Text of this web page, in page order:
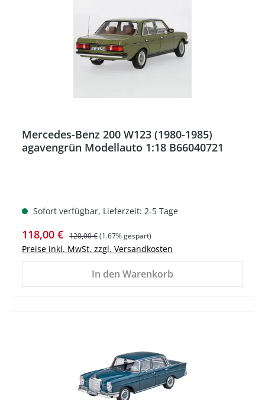
Mercedes-Benz 200 W123 (1980-1985)
agavengrün Modellauto 1:18 B66040721
Sofort verfügbar, Lieferzeit: 2-5 Tage
Verkaufspreis:
118,00 € Regulärer Preis:
120,00 €(1.67% gespart)
Preise inkl. MwSt. zzgl. Versandkosten
In den Warenkorb